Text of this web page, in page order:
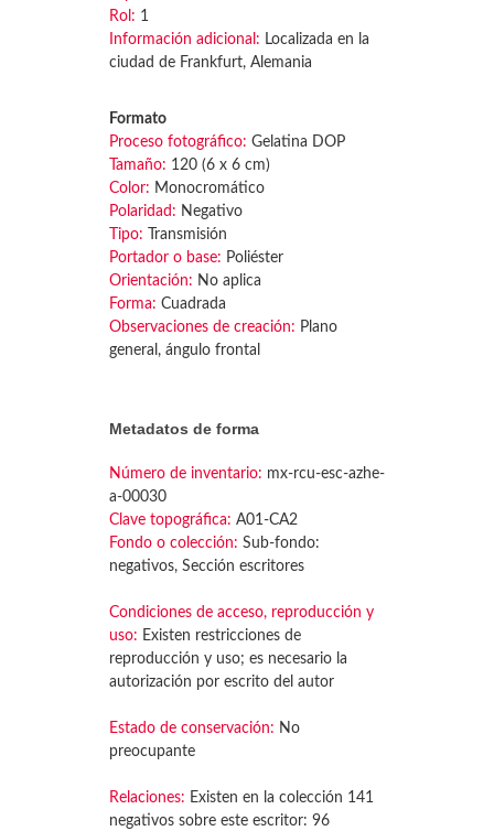
Rol: 1
Información adicional: Localizada en la
ciudad de Frankfurt, Alemania
Formato
Proceso fotográfico: Gelatina DOP
Tamaño: 120 (6 x 6 cm)
Color: Monocromático
Polaridad: Negativo
Tipo: Transmisión
Portador o base: Poliéster
Orientación: No aplica
Forma: Cuadrada
Observaciones de creación: Plano
general, ángulo frontal
Metadatos de forma
Número de inventario: mx-rcu-esc-azhe-
a-00030
Clave topográfica: A01-CA2
Fondo o colección: Sub-fondo:
negativos, Sección escritores
Condiciones de acceso, reproducción y
uso: Existen restricciones de
reproducción y uso; es necesario la
autorización por escrito del autor
Estado de conservación: No
preocupante
Relaciones: Existen en la colección 141
negativos sobre este escritor: 96